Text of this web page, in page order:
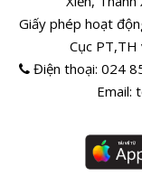
Giấy phép hoạt
Cục
Điện thoại:024
Email: